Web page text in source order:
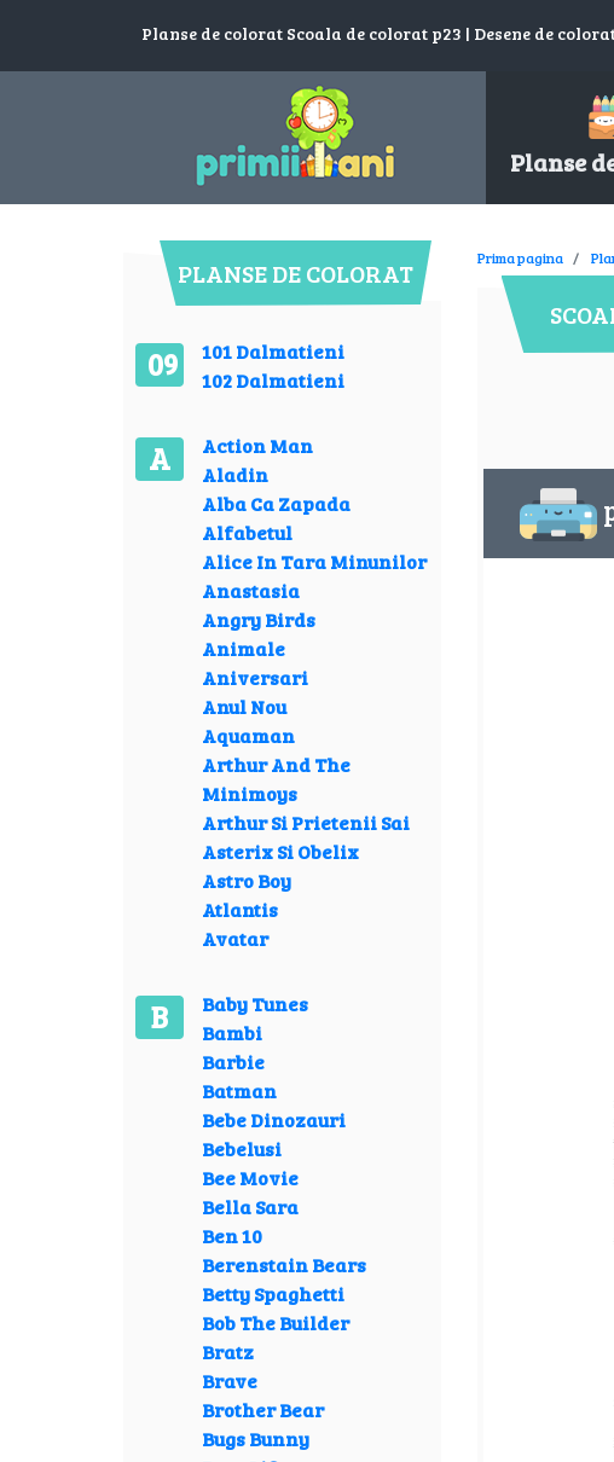
Planse de colorat Scoala de colorat p23 | Desene de
Planse
PLANSE DE COLORAT
09
101 Dalmatieni
102 Dalmatieni
A
Action Man
Aladin
Alba Ca Zapada
Alfabetul
Alice In Tara Minunilor
Anastasia
Angry Birds
Animale
Aniversari
Anul Nou
Aquaman
Arthur And The
Minimoys
Arthur Si Prietenii Sai
Asterix Si Obelix
Astro Boy
Atlantis
Avatar
B
Baby Tunes
Bambi
Barbie
Batman
Bebe Dinozauri
Bebelusi
Bee Movie
Bella Sara
Ben 10
Berenstain Bears
Betty Spaghetti
Bob The Builder
Bratz
Brave
Brother Bear
Bugs Bunny
Prima pagina